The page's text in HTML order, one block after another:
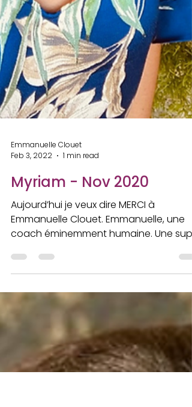
Feb 3, 2022
Myriam - Nov 2020
Aujourd’hui je veux dire MERCI à
Emmanuelle Clouet. Emmanuelle, une
coach éminemment humaine. Une
nana de mon âge qui travaille...